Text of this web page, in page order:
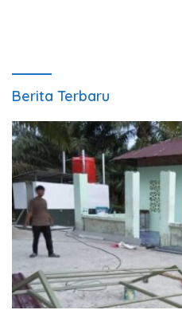
Berita Terbaru